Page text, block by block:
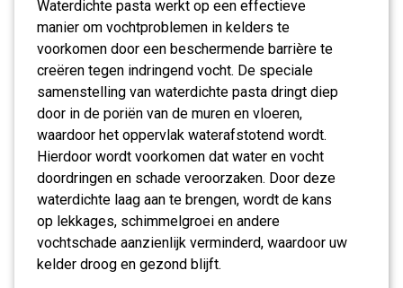
Waterdichte pasta werkt op een effectieve
manier om vochtproblemen in kelders te
voorkomen door een beschermende barrière te
creëren tegen indringend vocht. De speciale
samenstelling van waterdichte pasta dringt diep
door in de poriën van de muren en vloeren,
waardoor het oppervlak waterafstotend wordt.
Hierdoor wordt voorkomen dat water en vocht
doordringen en schade veroorzaken. Door deze
waterdichte laag aan te brengen, wordt de kans
op lekkages, schimmelgroei en andere
vochtschade aanzienlijk verminderd, waardoor uw
kelder droog en gezond blijft.